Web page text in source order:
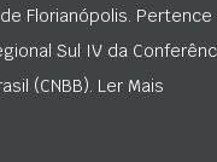
Florianópolis. Pertence
Sul IV da
(CNBB). Ler Mais